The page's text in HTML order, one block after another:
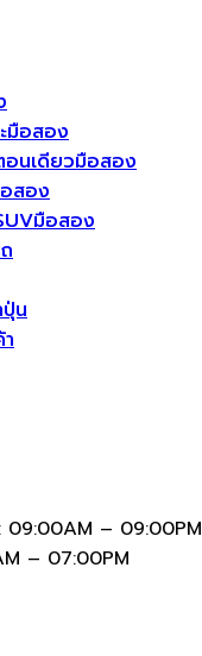
มือสอง
อนเดียวมือสอง
สอง
มือสอง
ปุ่น
09:00AM – 09:00PM
– 07:00PM